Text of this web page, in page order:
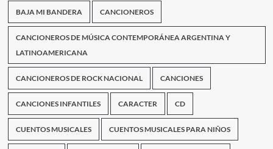
BAJA MI BANDERA CANCIONEROS
CANCIONEROS DE MÚSICA CONTEMPORÁNEA ARGENTINA Y
LATINOAMERICANA
CANCIONEROS DE ROCK NACIONAL CANCIONES
CANCIONES INFANTILES CARACTER CD
CUENTOS MUSICALES CUENTOS MUSICALES PARA NIÑOS